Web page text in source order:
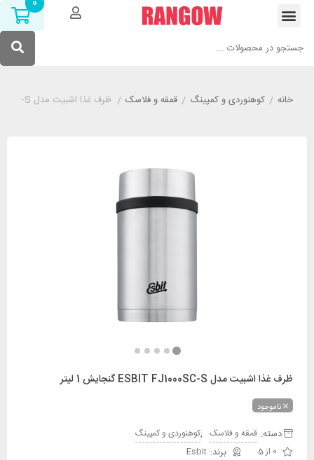
خانه/ کوهنوردی و کمپینگ/ قمقه و فلاسک/ ظرف غذا اشبیت مدل ESBIT FJ1000SC-S گنجایش 1 لیتر
ظرف غذا اشبیت مدل ESBIT FJ1000SC-S گنجایش 1 لیتر
ناموجود
دسته: قمقه و فلاسک
کوهنوردی و کمپینگ
0 از 5
Esbit